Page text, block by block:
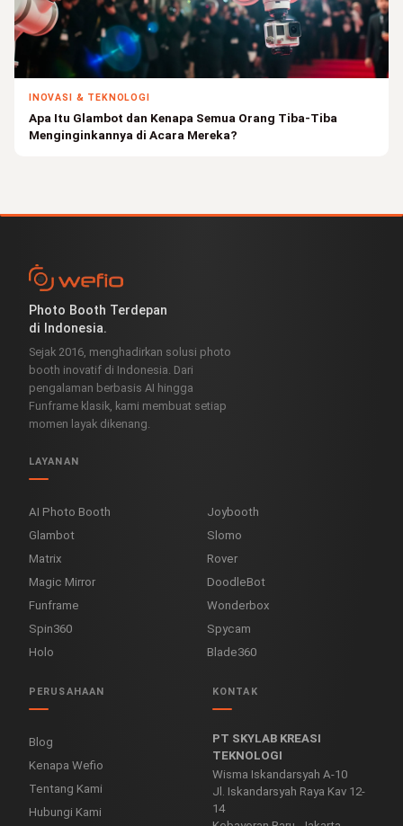
INOVASI & TEKNOLOGI
Apa Itu Glambot dan Kenapa Semua Orang Tiba-Tiba
Menginginkannya di Acara Mereka?
Photo Booth Terdepan
di Indonesia.
Sejak 2016, menghadirkan solusi photo
booth inovatif di Indonesia. Dari
pengalaman berbasis AI hingga
Funframe klasik, kami membuat setiap
momen layak dikenang.
LAYANAN
AI Photo Booth
Glambot
Matrix
Magic Mirror
Funframe
Spin360
Holo
Joybooth
Slomo
Rover
DoodleBot
Wonderbox
Spycam
Blade360
PERUSAHAAN
Blog
Kenapa Wefio
Tentang Kami
Hubungi Kami
KONTAK
PT SKYLAB KREASI
TEKNOLOGI
Wisma Iskandarsyah A-10
Jl. Iskandarsyah Raya Kav 12-
14